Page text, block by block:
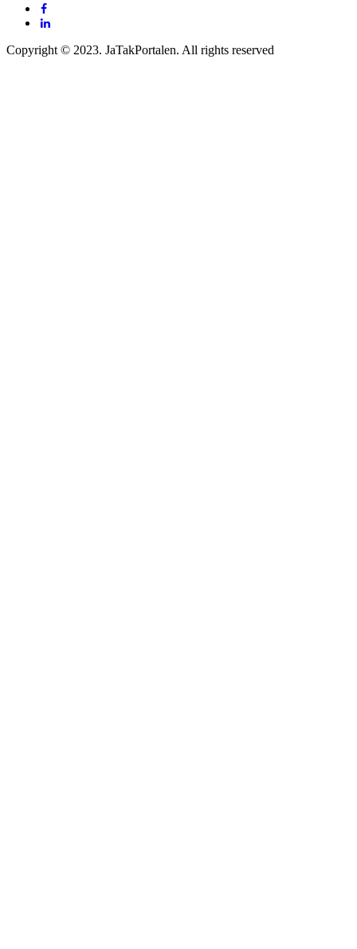
Copyright © 2023. JaTakPortalen. All rights reserved